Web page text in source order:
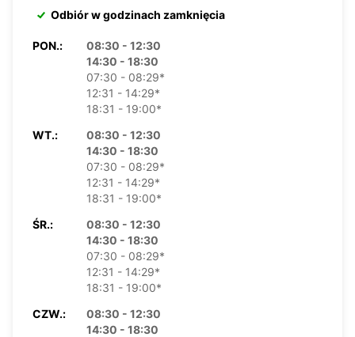
Odbiór w godzinach zamknięcia
PON.:
08:30 - 12:30
14:30 - 18:30
07:30 - 08:29*
12:31 - 14:29*
18:31 - 19:00*
WT.:
08:30 - 12:30
14:30 - 18:30
07:30 - 08:29*
12:31 - 14:29*
18:31 - 19:00*
ŚR.:
08:30 - 12:30
14:30 - 18:30
07:30 - 08:29*
12:31 - 14:29*
18:31 - 19:00*
CZW.:
08:30 - 12:30
14:30 - 18:30